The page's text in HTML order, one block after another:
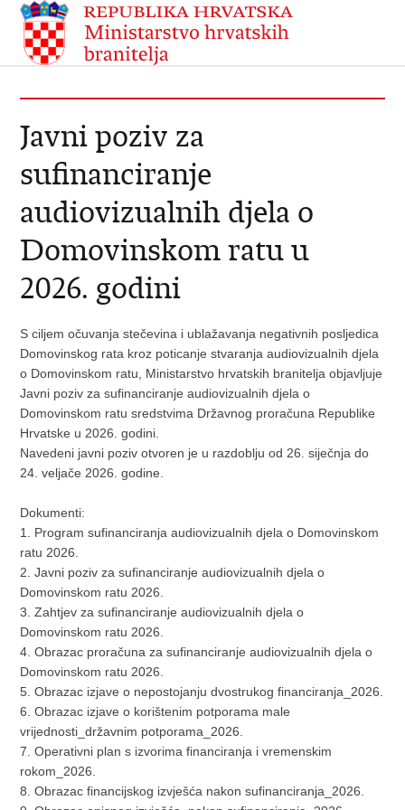
Javni poziv za
sufinanciranje
audiovizualnih djela o
Domovinskom ratu u
2026. godini
S ciljem očuvanja stečevina i ublažavanja negativnih posljedica
Domovinskog rata kroz poticanje stvaranja audiovizualnih djela
o Domovinskom ratu, Ministarstvo hrvatskih branitelja objavljuje
Javni poziv za sufinanciranje audiovizualnih djela o
Domovinskom ratu sredstvima Državnog proračuna Republike
Hrvatske u 2026. godini.
Navedeni javni poziv otvoren je u razdoblju od 26. siječnja do
24. veljače 2026. godine.
Dokumenti:
1. Program sufinanciranja audiovizualnih djela o Domovinskom
ratu 2026.
2. Javni poziv za sufinanciranje audiovizualnih djela o
Domovinskom ratu 2026.
3. Zahtjev za sufinanciranje audiovizualnih djela o
Domovinskom ratu 2026.
4. Obrazac proračuna za sufinanciranje audiovizualnih djela o
Domovinskom ratu 2026.
5. Obrazac izjave o nepostojanju dvostrukog financiranja_2026.
6. Obrazac izjave o korištenim potporama male
vrijednosti_državnim potporama_2026.
7. Operativni plan s izvorima financiranja i vremenskim
rokom_2026.
8. Obrazac financijskog izvješća nakon sufinanciranja_2026.